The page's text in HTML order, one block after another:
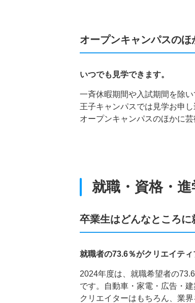
オープンキャンパスの
いつでも見学できます。
一斉休暇期間や入試期間を除
王子キャンパスでは見学お申
オープンキャンパスのほかに
就職・資格・
卒業生はどんなところに
就職者の73.6％がクリエイティ
2024年度は、就職希望者の
です。自動車・家電・広告・
クリエイターはもちろん、業